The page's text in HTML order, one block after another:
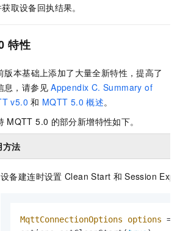
取设备回执结果。
特性
版本基础上添加了大量全新特性，提高了
息，请参见 Appendix C. Summary of
v5.0 和 MQTT 5.0 概述。
MQTT 5.0 的部分新增特性如下。
方法
设备建连时设置 Clean Start 和 Session
MqttConnectionOptions options =